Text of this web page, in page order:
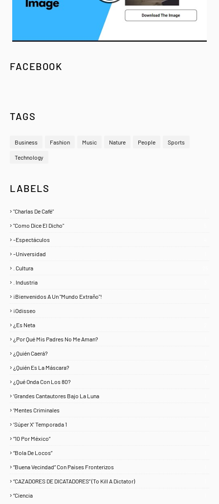
FACEBOOK
TAGS
Business Fashion Music Nature People Sports
Technology
LABELS
"Charlas De Café"
"Como Dice El Dicho"
-Espectáculos
-Universidad
. Cultura
. Industria
¡Bienvenidos A Un "Mundo Extraño"!
¡Odisseo
¿Es Neta
¿Por Qué Mis Padres No Me Aman?
¿Quién Caerá?
¿Quién Es La Máscara?
¿Qué Onda Con Los 80?
‘Grandes Cantautores Bajo La Luna
‘Mentes Criminales
‘Súper X’ Temporada 1
“10 Por México”
“Bola De Locos”
“Buena Vecindad” Con Países Fronterizos
“CAZADORES DE DICATADORES” (To Kill A Dictator)
“Ciencia